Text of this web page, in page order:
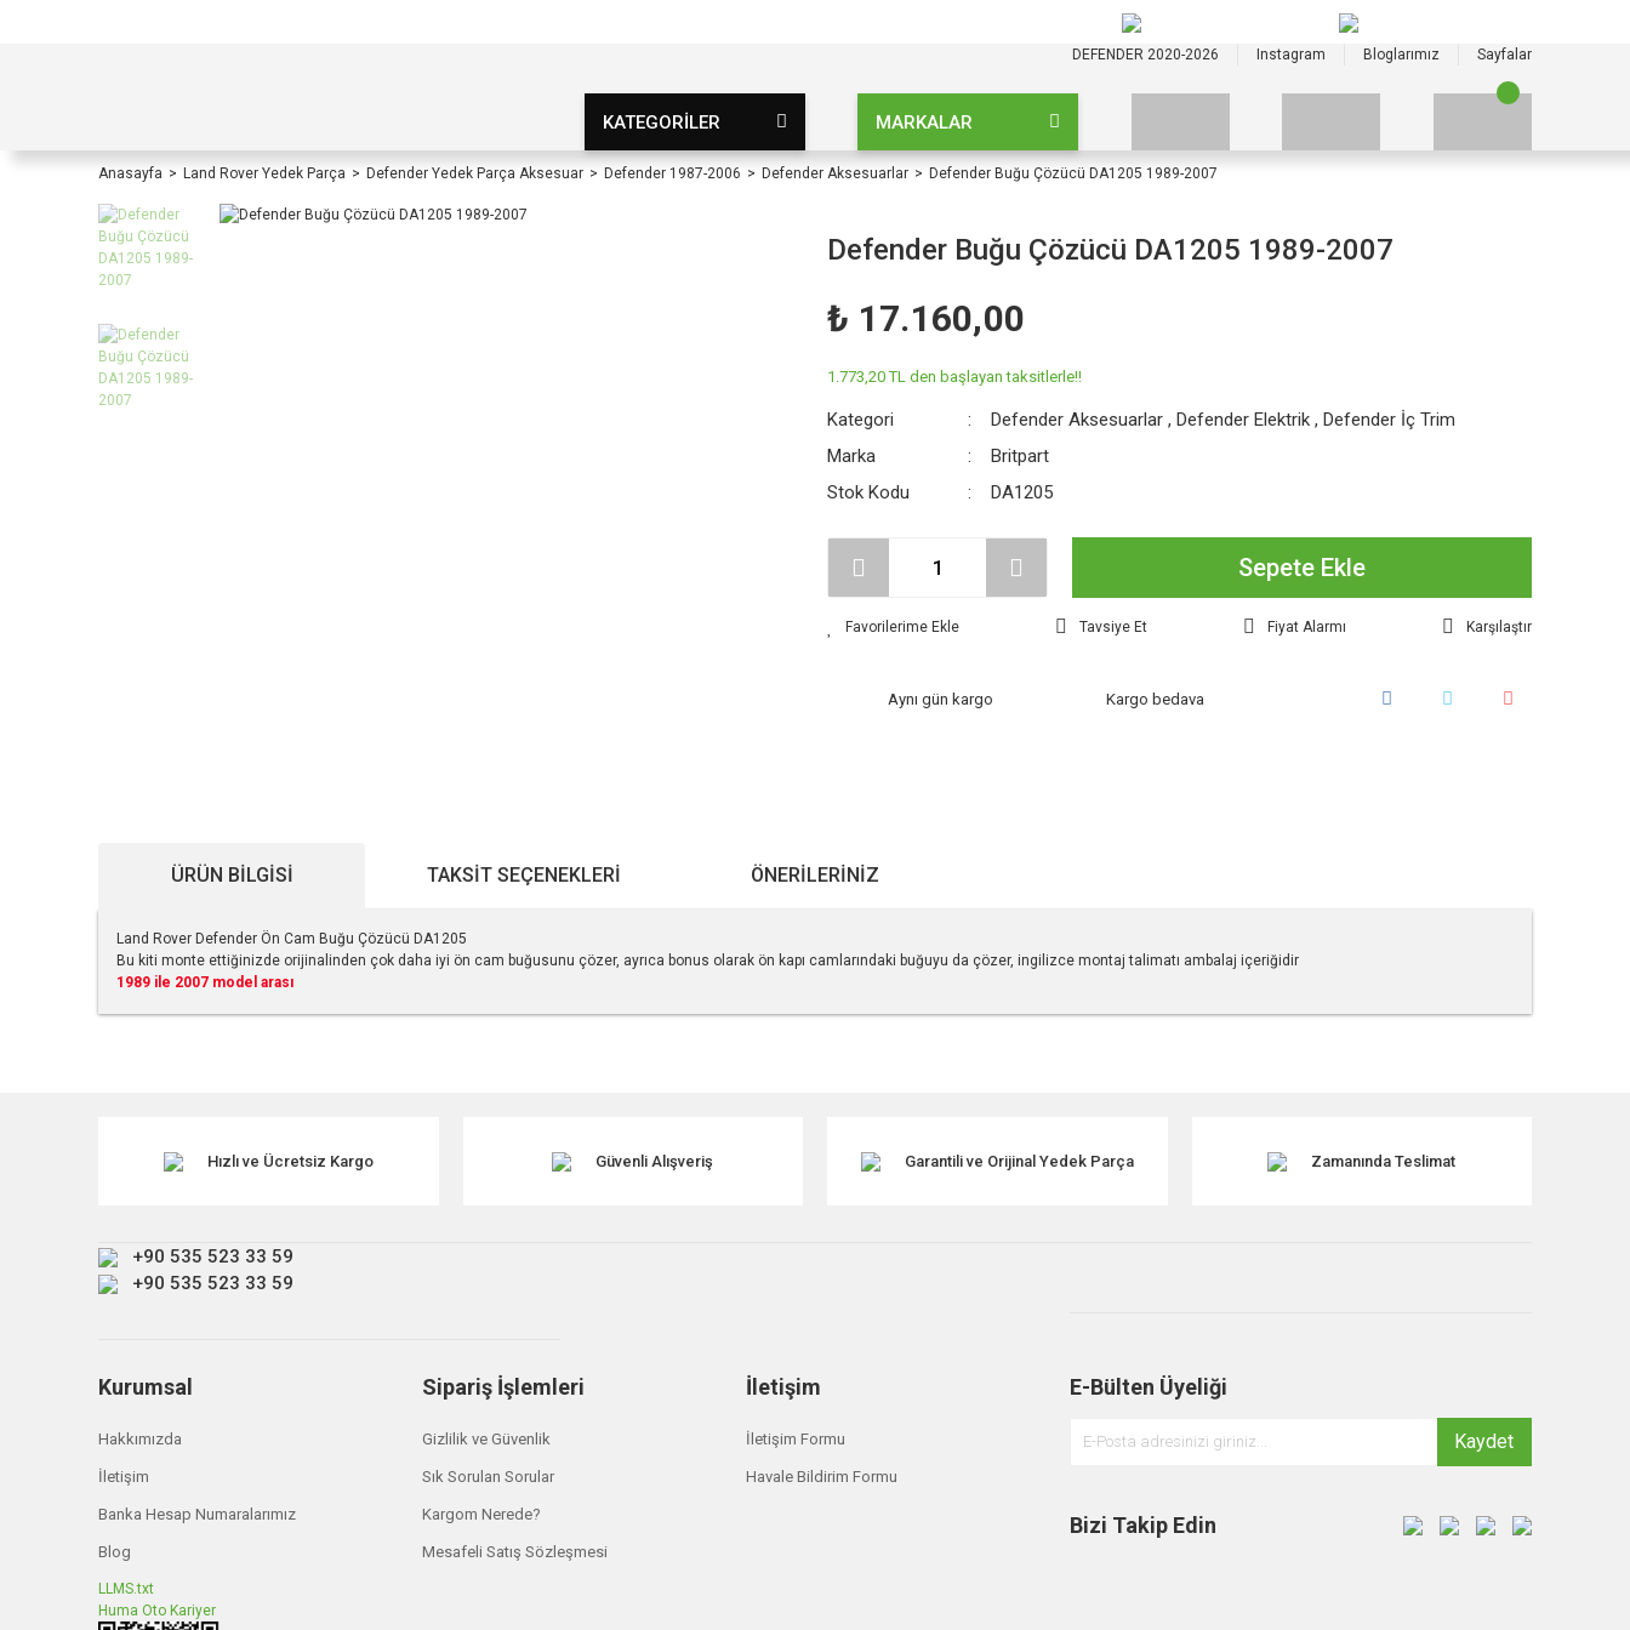
DEFENDER 2020-2026 Instagram Bloglarımız Sayfalar
KATEGORİLER MARKALAR
Anasayfa Land Rover Yedek Parça Defender Yedek Parça Aksesuar Defender 1987-2006 Defender Aksesuarlar Defender Buğu Çözücü DA1205 1989-2007
Defender Buğu Çözücü DA1205 1989-2007
₺ 17.160,00
1.773,20 TL den başlayan taksitlerle!!
Kategori Defender Aksesuarlar ,Defender Elektrik ,Defender İç Trim
Marka
Britpart
Stok Kodu
DA1205
Sepete Ekle
Tavsiye Et Fiyat Alarmı Karşılaştır
Aynı gün kargo Kargo bedava
ÜRÜN BILGISI TAKSIT SEÇENEKLERI ÖNERILERINIZ
Land Rover Defender Ön Cam Buğu Çözücü DA1205
Bu kiti monte ettiğinizde orijinalinden çok daha iyi ön cam buğusunu çözer, ayrıca bonus olarak ön kapı camlarındaki buğuyu da çözer, ingilizce montaj talimatı ambalaj içeriğidir
1989 ile 2007 model arası
Ürün açıklamasında eksik bilgiler bulunuyor.
Bu ürüne benzer farklı alternatifler olmalı.
Hızlı ve Ücretsiz Kargo Güvenli Alışveriş Garantili ve Orijinal Yedek Parça Zamanında Teslimat
+90 535 523 33 59
+90 535 523 33 59
Kurumsal
Hakkımızda
İletişim
Banka Hesap Numaralarımız
Blog
LLMS.txt
Huma Oto Kariyer
Sipariş İşlemleri
Gizlilik ve Güvenlik
Sık Sorulan Sorular
Kargom Nerede?
Mesafeli Satış Sözleşmesi
İletişim
İletişim Formu
Havale Bildirim Formu
E-Bülten Üyeliği
Kaydet
Bizi Takip Edin